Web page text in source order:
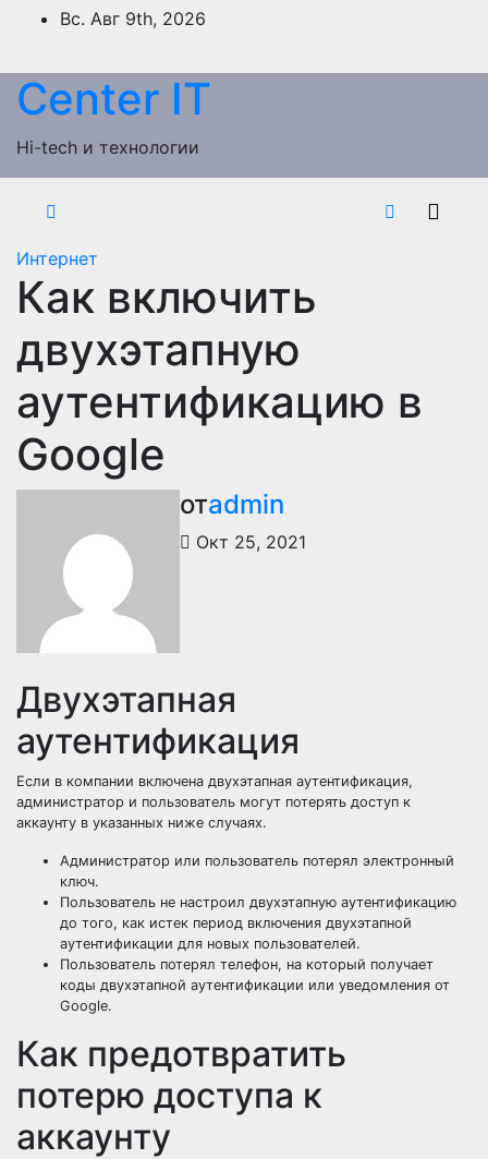
ПерейтиВс. Авг 9th, 2026
Сenter IT
Hi-tech и технологии
Интернет
Как включить
двухэтапную
аутентификацию в
Google
отadmin
Окт 25, 2021
Двухэтапная
аутентификация
Если в компании включена двухэтапная аутентификация,
администратор и пользователь могут потерять доступ к
аккаунту в указанных ниже случаях.
Администратор или пользователь потерял электронный
ключ.
Пользователь не настроил двухэтапную аутентификацию
до того, как истек период включения двухэтапной
аутентификации для новых пользователей.
Пользователь потерял телефон, на который получает
коды двухэтапной аутентификации или уведомления от
Google.
Как предотвратить
потерю доступа к
аккаунту